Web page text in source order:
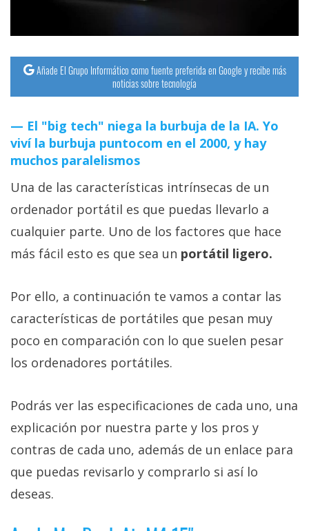
Añade El Grupo Informático como fuente preferida en Google y recibe más
noticias sobre tecnología
El "big tech" niega la burbuja de la IA. Yo
viví la burbuja puntocom en el 2000, y hay
muchos paralelismos
Una de las características intrínsecas de un
ordenador portátil es que puedas llevarlo a
cualquier parte. Uno de los factores que hace
más fácil esto es que sea un portátil ligero.
Por ello, a continuación te vamos a contar las
características de portátiles que pesan muy
poco en comparación con lo que suelen pesar
los ordenadores portátiles.
Podrás ver las especificaciones de cada uno, una
explicación por nuestra parte y los pros y
contras de cada uno, además de un enlace para
que puedas revisarlo y comprarlo si así lo
deseas.